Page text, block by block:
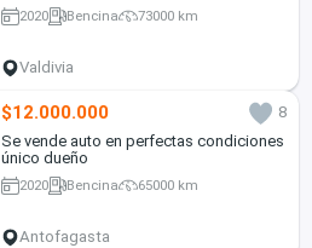
2020 Bencina 73000 km
Valdivia
$12.000.000
8
Se vende auto en perfectas condiciones
único dueño
2020 Bencina 65000 km
Antofagasta